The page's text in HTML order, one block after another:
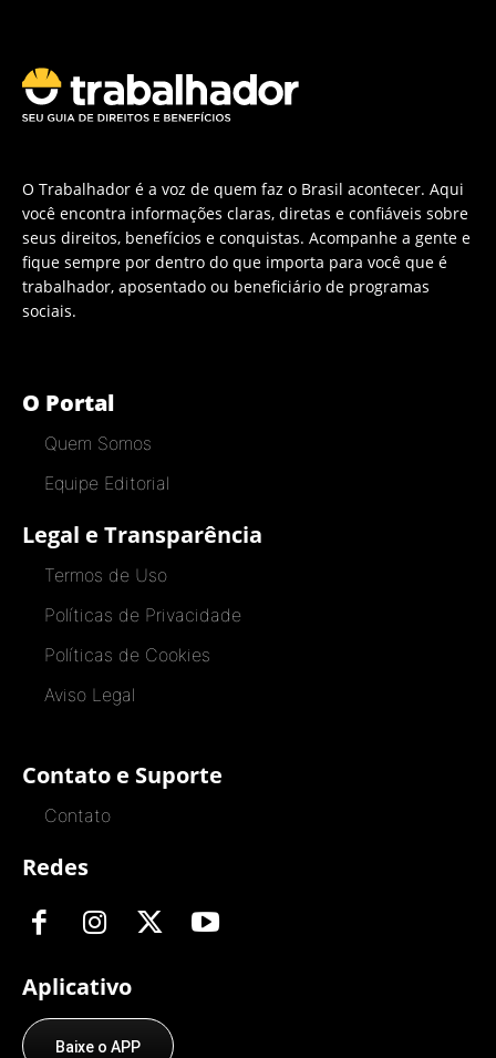
O Trabalhador é a voz de quem faz o Brasil acontecer. Aqui
você encontra informações claras, diretas e confiáveis sobre
seus direitos, benefícios e conquistas. Acompanhe a gente e
fique sempre por dentro do que importa para você que é
trabalhador, aposentado ou beneficiário de programas
sociais.
O Portal
Quem Somos
Equipe Editorial
Legal e Transparência
Termos de Uso
Políticas de Privacidade
Políticas de Cookies
Aviso Legal
Contato e Suporte
Contato
Redes
Aplicativo
Baixe o APP